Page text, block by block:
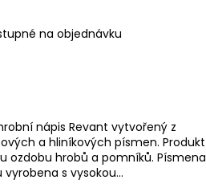
na objednávku
nápis Revant vytvořený z
a hliníkových písmen. Produkt
ozdobu hrobů a pomníků. Písmena
vyrobena s vysokou...